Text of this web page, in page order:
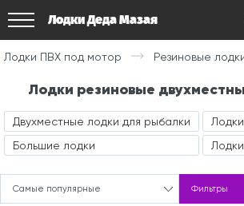
Лодки Деда Мазая
Лодки ПВХ под мотор Резиновые
Лодки резиновые
Двухместные лодки для рыбалки
Большие лодки
Самые популярные Фильтры